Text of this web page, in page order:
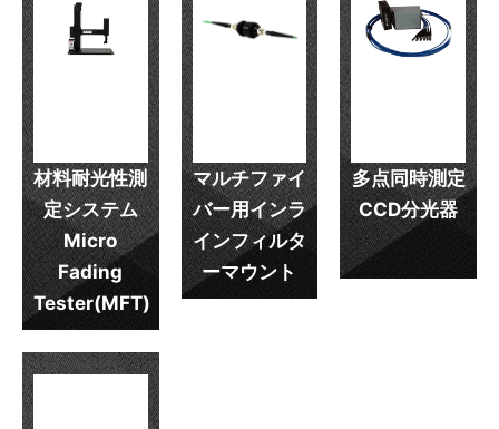
材料耐光性測
定システム
Micro
Fading
Tester(MFT)
マルチファイ
バー用インラ
インフィルタ
ーマウント
多点同時測定
CCD分光器